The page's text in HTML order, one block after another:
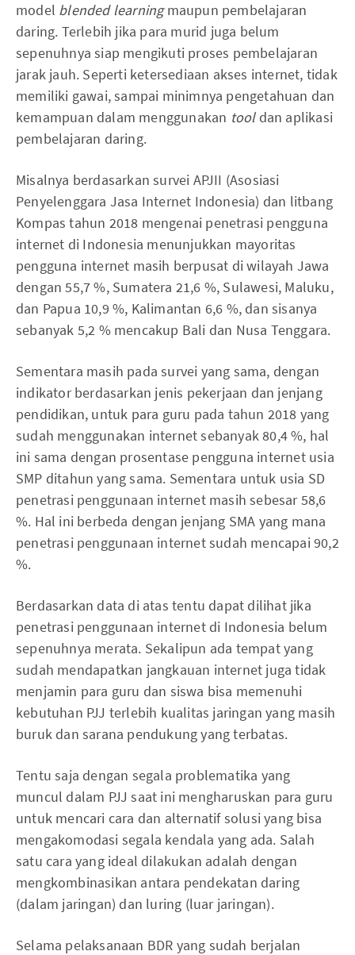
model blended learningmaupun pembelajaran
daring. Terlebih jika para murid juga belum
sepenuhnya siap mengikuti proses pembelajaran
jarak jauh. Seperti ketersediaan akses internet, tidak
memiliki gawai, sampai minimnya pengetahuan dan
kemampuan dalam menggunakan tooldan aplikasi
pembelajaran daring.
Misalnya berdasarkan survei APJII (Asosiasi
Penyelenggara Jasa Internet Indonesia) dan litbang
Kompas tahun 2018 mengenai penetrasi pengguna
internet di Indonesia menunjukkan mayoritas
pengguna internet masih berpusat di wilayah Jawa
dengan 55,7 %, Sumatera 21,6 %, Sulawesi, Maluku,
dan Papua 10,9 %, Kalimantan 6,6 %, dan sisanya
sebanyak 5,2 % mencakup Bali dan Nusa Tenggara.
Sementara masih pada survei yang sama, dengan
indikator berdasarkan jenis pekerjaan dan jenjang
pendidikan, untuk para guru pada tahun 2018 yang
sudah menggunakan internet sebanyak 80,4 %, hal
ini sama dengan prosentase pengguna internet usia
SMP ditahun yang sama. Sementara untuk usia SD
penetrasi penggunaan internet masih sebesar 58,6
%. Hal ini berbeda dengan jenjang SMA yang mana
penetrasi penggunaan internet sudah mencapai 90,2
%.
Berdasarkan data di atas tentu dapat dilihat jika
penetrasi penggunaan internet di Indonesia belum
sepenuhnya merata. Sekalipun ada tempat yang
sudah mendapatkan jangkauan internet juga tidak
menjamin para guru dan siswa bisa memenuhi
kebutuhan PJJ terlebih kualitas jaringan yang masih
buruk dan sarana pendukung yang terbatas.
Tentu saja dengan segala problematika yang
muncul dalam PJJ saat ini mengharuskan para guru
untuk mencari cara dan alternatif solusi yang bisa
mengakomodasi segala kendala yang ada. Salah
satu cara yang ideal dilakukan adalah dengan
mengkombinasikan antara pendekatan daring
(dalam jaringan) dan luring (luar jaringan).
Selama pelaksanaan BDR yang sudah berjalan